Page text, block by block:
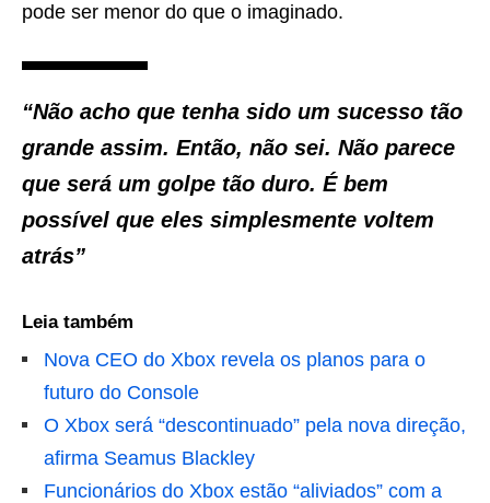
pode ser menor do que o imaginado.
“Não acho que tenha sido um sucesso tão
grande assim. Então, não sei. Não parece
que será um golpe tão duro. É bem
possível que eles simplesmente voltem
atrás”
Leia também
Nova CEO do Xbox revela os planos para o
futuro do Console
O Xbox será “descontinuado” pela nova direção,
afirma Seamus Blackley
Funcionários do Xbox estão “aliviados” com a